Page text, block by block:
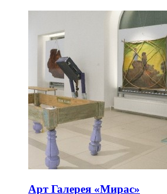
Арт Галерея «Мирас»